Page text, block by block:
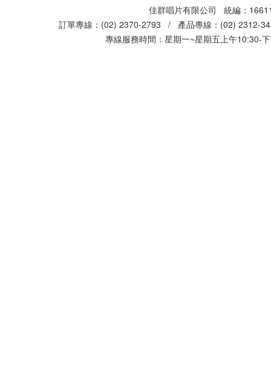
佳群唱片有限公司 統編：
訂單專線：(02) 2370-2793 / 產品專線：(02)
專線服務時間：星期一~星期五上午10:30-